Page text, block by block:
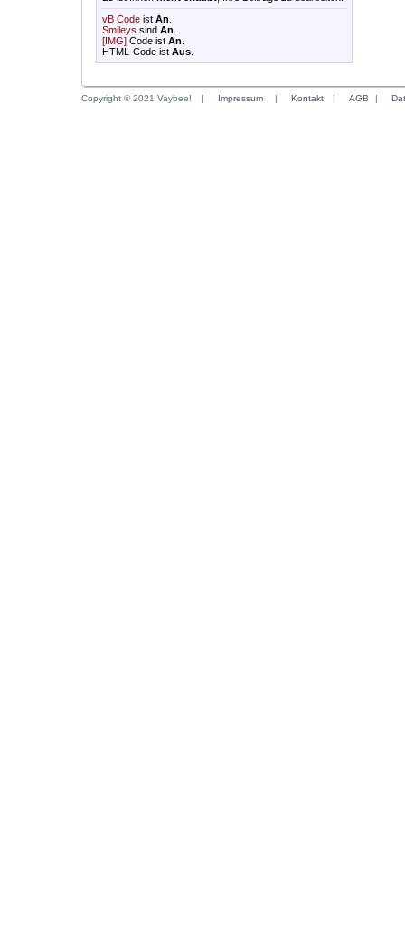
vB Code ist An
Smileys sind An
[IMG] Code ist An
HTML-Code ist Aus
Copyright © 2021 Vaybee! | Impressum | Kontakt | AGB |